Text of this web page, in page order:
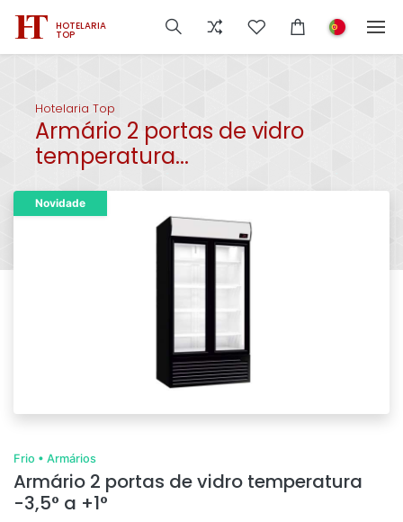
HOTELARIA
TOP
Hotelaria Top
Armário 2 portas de vidro
temperatura...
Novidade
Frio • Armários
Armário 2 portas de vidro temperatura
-3,5° a +1°